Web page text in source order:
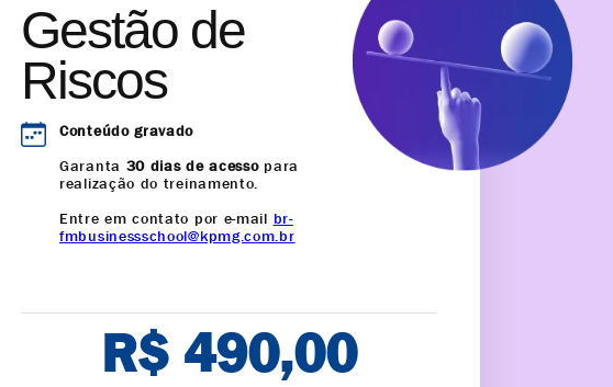
Gestão de
Riscos
Conteúdo gravado
Garanta 30 dias de acessopara
realização do treinamento.
Entre em contato por e-mail br-
fmbusinessschool@kpmg.com.br
R$ 490,00